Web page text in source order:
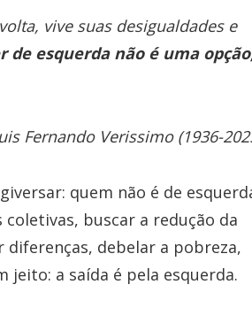
vive suas desigualdades e
de esquerda não é uma
Fernando Verissimo (1936-
quem não é de
buscar a redução da
debelar a pobreza,
a saída é pela esquerda.